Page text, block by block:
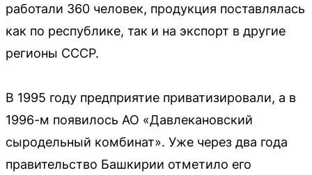
работали 360 человек, продукция поставлялась
как по республике, так и на экспорт в другие
регионы СССР.
В 1995 году предприятие приватизировали, а в
1996-м появилось АО «Давлекановский
сыродельный комбинат». Уже через два года
правительство Башкирии отметило его